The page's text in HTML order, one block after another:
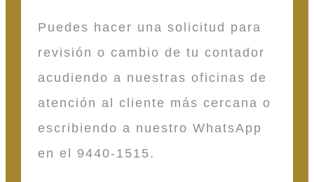
Puedes hacer una solicitud para
revisión o cambio de tu contador
acudiendo a nuestras oficinas de
atención al cliente más cercana o
escribiendo a nuestro WhatsApp
en el 9440-1515.